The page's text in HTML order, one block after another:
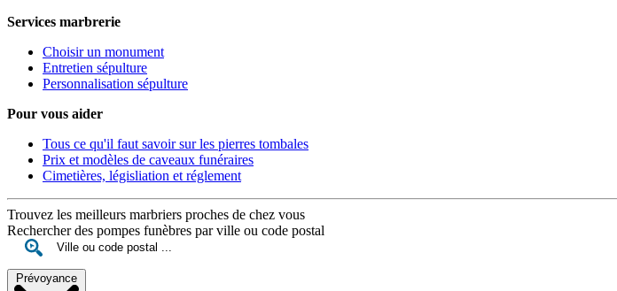
Services marbrerie
Choisir un monument
Entretien sépulture
Personnalisation sépulture
Pour vous aider
Tous ce qu'il faut savoir sur les pierres tombales
Prix et modèles de caveaux funéraires
Cimetières, législiation et réglement
Trouvez les meilleurs marbriers proches de chez vous
Rechercher des pompes funèbres par ville ou code postal
Prévoyance